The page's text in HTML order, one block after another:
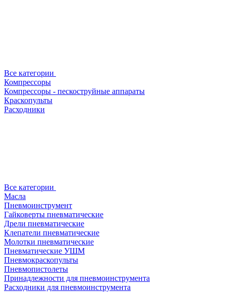
Все категории
Компрессоры
Компрессоры - пескоструйные аппараты
Краскопульты
Расходники
Все категории
Масла
Пневмоинструмент
Гайковерты пневматические
Дрели пневматические
Клепатели пневматические
Молотки пневматические
Пневматические УШМ
Пневмокраскопульты
Пневмопистолеты
Принадлежности для пневмоинструмента
Расходники для пневмоинструмента